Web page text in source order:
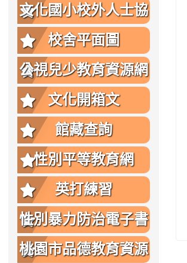
文化國小校外人士協
助教學或活動要點
校舍平面圖
公視兒少教育資源網
文化開箱文
館藏查詢
性別平等教育網
英打練習
性別暴力防治電子書
桃園市品德教育資源